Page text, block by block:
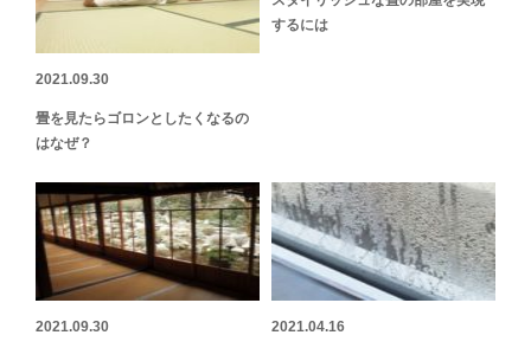
2021.09.30
畳を見たらゴロンとしたくなるの
はなぜ？
するには
2021.09.30 2021.04.16